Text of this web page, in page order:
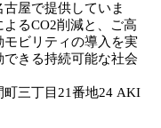
屋で提供していま
るCO2削減と、ご高
ビリティの導入を実
きる持続可能な社会
町三丁目21番地24 AKI